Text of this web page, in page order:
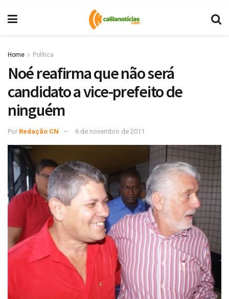
Home Política
Noé reafirma que não será
candidato a vice-prefeito de
ninguém
Por Redação CN 6 de novembro de 2011